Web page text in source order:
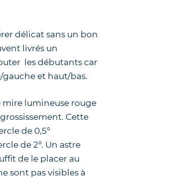
délicat sans un bon
livrés un
les débutants car
et haut/bas.
mire lumineuse rouge
Cette
de 0,5°
de 2°. Un astre
de le placer au
sont pas visibles à